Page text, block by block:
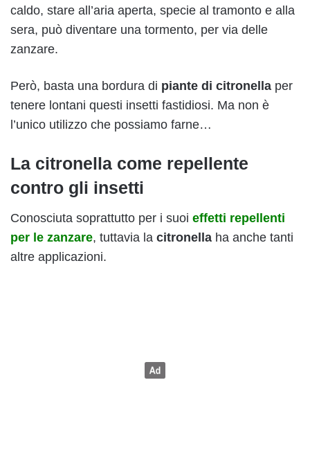
caldo, stare all’aria aperta, specie al tramonto e alla
sera, può diventare una tormento, per via delle
zanzare.
Però, basta una bordura di piante di citronella per
tenere lontani questi insetti fastidiosi. Ma non è
l’unico utilizzo che possiamo farne…
La citronella come repellente
contro gli insetti
Conosciuta soprattutto per i suoi effetti repellenti
per le zanzare, tuttavia la citronella ha anche tanti
altre applicazioni.